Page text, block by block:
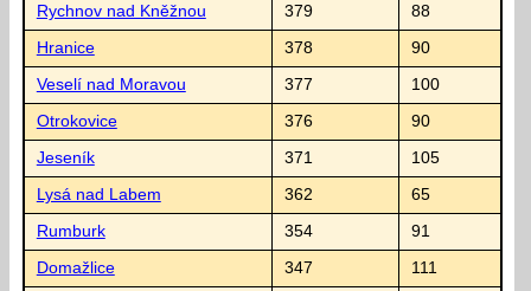
Rychnov nad Kněžnou 379 88
Hranice 378 90
Veselí nad Moravou 377 100
Otrokovice 376 90
Jeseník 371 105
Lysá nad Labem 362 65
Rumburk 354 91
Domažlice 347 111